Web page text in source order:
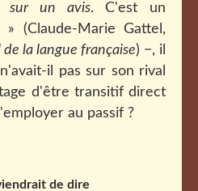
sur un avis. C'est un
» (Claude-Marie Gattel,
la langue française) −, il
il pas sur son rival
d'être transitif direct
au passif ?
de dire